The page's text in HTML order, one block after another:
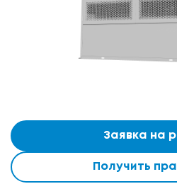
Заявка на
Получить